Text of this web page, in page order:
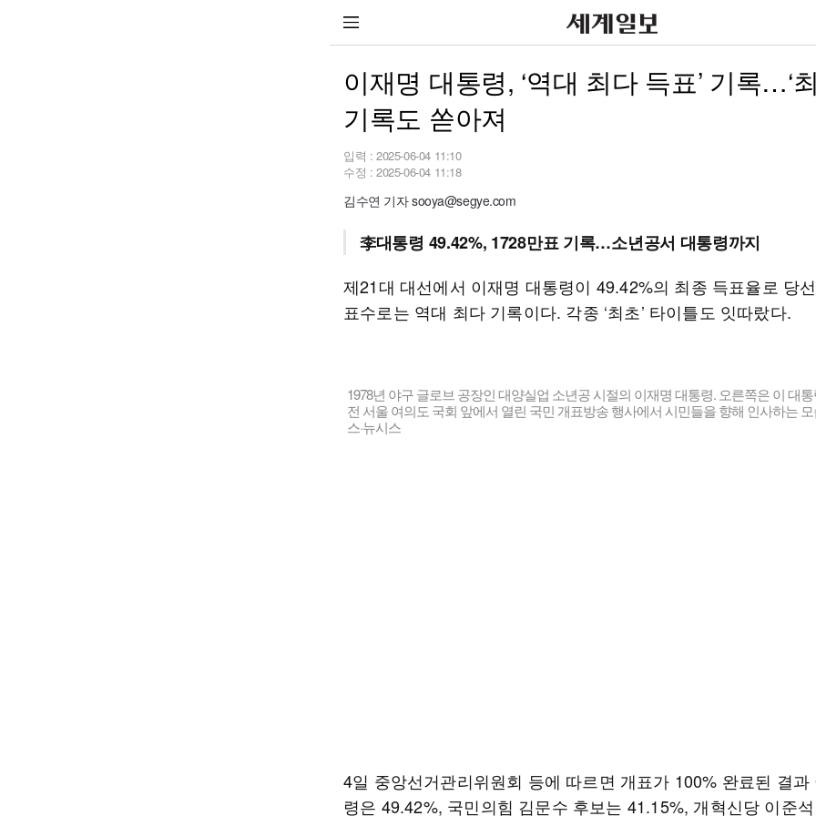
이재명 대통령, ‘역대 최다 득표’ 기록…‘
기록도 쏟아져
입력 : 2025-06-04 11:10
수정 : 2025-06-04 11:18
김수연 기자 sooya@segye.com
李대통령 49.42%, 1728만표 기록…소년공서 대통령까지
제21대 대선에서 이재명 대통령이 49.42%의 최종 득표율로 당
표수로는 역대 최다 기록이다. 각종 ‘최초’ 타이틀도 잇따랐다.
1978년 야구 글로브 공장인 대양실업 소년공 시절의 이재명 대통령. 오른쪽은 이 대
전 서울 여의도 국회 앞에서 열린 국민 개표방송 행사에서 시민들을 향해 인사하는
스·뉴시스
4일 중앙선거관리위원회 등에 따르면 개표가 100% 완료된 결과
령은 49.42%, 국민의힘 김문수 후보는 41.15%, 개혁신당 이준